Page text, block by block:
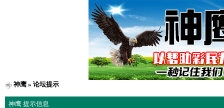
神鹰» 论坛提示
神鹰 提示信息